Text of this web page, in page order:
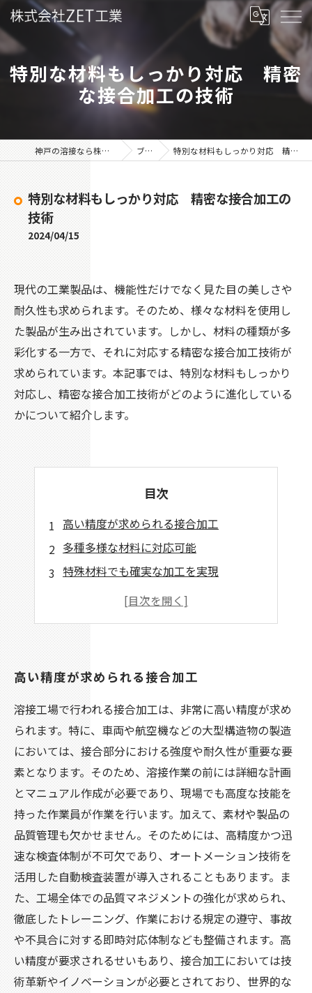
特別な材料もしっかり対応 精密
な接合加工の技術
神戸の溶接なら株式会社ZET工業 ブログ 特別な材料もしっかり対応 精密な接合加工の技術
特別な材料もしっかり対応 精密な接合加工の
技術
2024/04/15
現代の工業製品は、機能性だけでなく見た目の美しさや
耐久性も求められます。そのため、様々な材料を使用し
た製品が生み出されています。しかし、材料の種類が多
彩化する一方で、それに対応する精密な接合加工技術が
求められています。本記事では、特別な材料もしっかり
対応し、精密な接合加工技術がどのように進化している
かについて紹介します。
目次
高い精度が求められる接合加工
多種多様な材料に対応可能
特殊材料でも確実な加工を実現
素材の性質に合わせた加工が可能
高い精度が求められる接合加工
溶接工場で行われる接合加工は、非常に高い精度が求め
られます。特に、車両や航空機などの大型構造物の製造
においては、接合部分における強度や耐久性が重要な要
素となります。そのため、溶接作業の前には詳細な計画
とマニュアル作成が必要であり、現場でも高度な技能を
持った作業員が作業を行います。加えて、素材や製品の
品質管理も欠かせません。そのためには、高精度かつ迅
速な検査体制が不可欠であり、オートメーション技術を
活用した自動検査装置が導入されることもあります。ま
た、工場全体での品質マネジメントの強化が求められ、
徹底したトレーニング、作業における規定の遵守、事故
や不具合に対する即時対応体制なども整備されます。高
い精度が要求されるせいもあり、接合加工においては技
術革新やイノベーションが必要とされており、世界的な